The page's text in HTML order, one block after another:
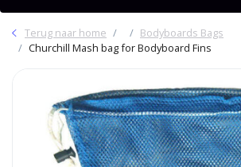
Terug naar home
Bodyboards Bags
Churchill Mash bag for Bodyboard Fins